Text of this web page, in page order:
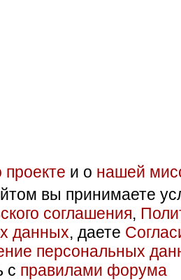
проекте и о нашей
вы принимаете
соглашения,
данных, даете
персональных
с правилами форума